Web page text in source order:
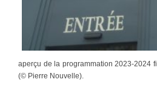
aperçu de la programmation 2023-2024
(© Pierre Nouvelle).